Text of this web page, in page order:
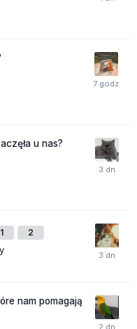
u nas?
1 2
nam pomagają